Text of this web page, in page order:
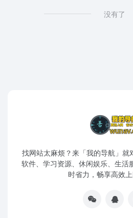
没有了
找网站太麻烦？来「我的导航」就
软件、学习资源、休闲娱乐、生活
时省力，畅享高效上